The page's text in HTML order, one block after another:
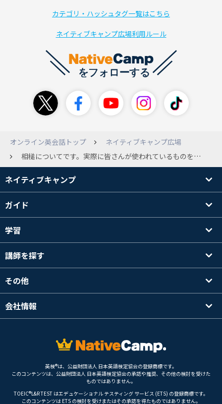
カテゴリ・ハッシュタグ一覧はこちら
ネイティブキャンプ広場利用ルール
オンライン英会話トップ
ネイティブキャンプ広場
相槌についてです。実際に皆さんが使われているものを教えてください！ ①Welcome to NC（my class）!と言われるとき（これは相槌いらないかもですが） ②～～してください（ok?）と言われるとき ③先生の話を聞いているとき a 本当ですか？系 b そうなんですね・なるほど系 c そう思います・私もです系 ④同じ先生とレッスンするとき（また会ったね～的な）
ネイティブキャンプ
ガイド
学習
講師を探す
その他
会社情報
英検®は、公益財団法人 日本英語検定協会の登録商標です。
このコンテンツは、公益財団法人 日本英語検定協会の承認や推奨、その他の検討を受けた
ものではありません。
TOEIC®L&R TEST はエデュケーショナル テスティング サービス (ETS) の登録商標です。
このコンテンツは ETS の検討を受けまたはその承認を得たものではありません。